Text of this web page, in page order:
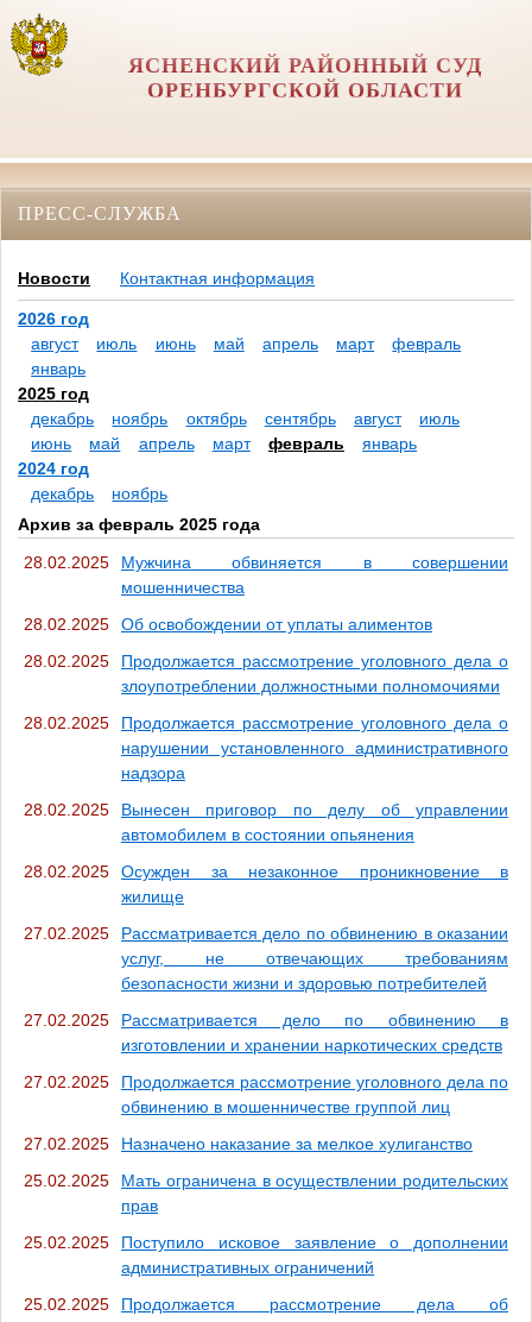
ЯСНЕНСКИЙ РАЙОННЫЙ СУД
ОРЕНБУРГСКОЙ ОБЛАСТИ
ПРЕСС-СЛУЖБА
Новости Контактная информация
2026 год
август
июль июнь май апрель март
февраль
январь
2025 год
декабрь
ноябрь октябрь сентябрь август
июль
июнь
май апрель март февраль
январь
2024 год
декабрь
ноябрь
Архив за февраль 2025 года
28.02.2025
Мужчина обвиняется в совершении
мошенничества
28.02.2025
Об освобождении от уплаты алиментов
28.02.2025
Продолжается рассмотрение уголовного дела о
злоупотреблении должностными полномочиями
28.02.2025
Продолжается рассмотрение уголовного дела о
нарушении установленного административного
надзора
28.02.2025
Вынесен приговор по делу об управлении
автомобилем в состоянии опьянения
28.02.2025
Осужден за незаконное проникновение в
жилище
27.02.2025
Рассматривается дело по обвинению в оказании
услуг, не отвечающих требованиям
безопасности жизни и здоровью потребителей
27.02.2025
Рассматривается дело по обвинению в
изготовлении и хранении наркотических средств
27.02.2025
Продолжается рассмотрение уголовного дела по
обвинению в мошенничестве группой лиц
27.02.2025
Назначено наказание за мелкое хулиганство
25.02.2025
Мать ограничена в осуществлении родительских
прав
25.02.2025
Поступило исковое заявление о дополнении
административных ограничений
25.02.2025
Продолжается рассмотрение дела об